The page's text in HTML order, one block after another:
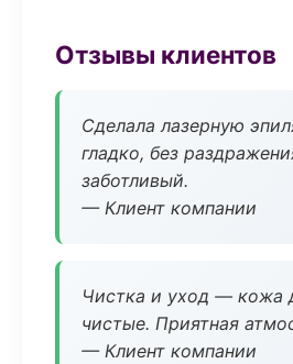
Отзывы клиентов
Сделала лазерную
гладко, без
заботливый.
— Клиент компании
Чистка и уход — кожа
чистые. Приятная
— Клиент компании